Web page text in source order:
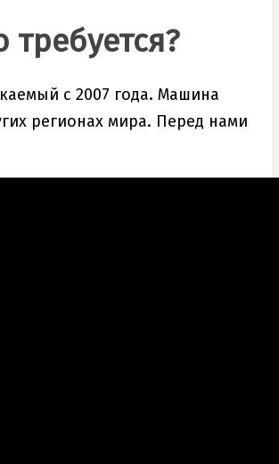
с 2007 года. Машина
регионах мира. Перед нами